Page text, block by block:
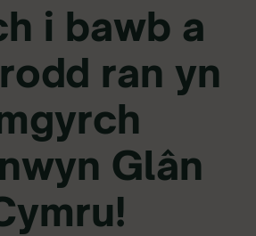
i bawb a
ran yn
Glân
Dilynwch ni